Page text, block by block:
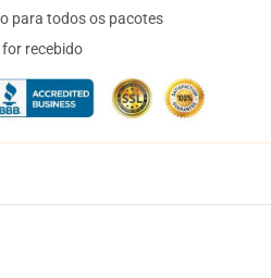
para todos os pacotes
recebido